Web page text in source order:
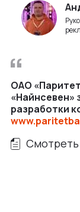
ОАО
«Найнсевен»
разработки
Смотреть